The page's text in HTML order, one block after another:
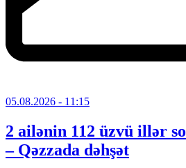
05.08.2026 - 11:15
2 ailənin 112 üzvü illər
– Qəzzada dəhşət